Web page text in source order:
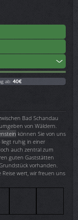
ab: 40€
Bad Schandau
von Wäldern.
können Sie von uns
ruhig in einer
auch zentral zum
guten Gaststätten
vorhanden.
Reise wert, wir freuen uns